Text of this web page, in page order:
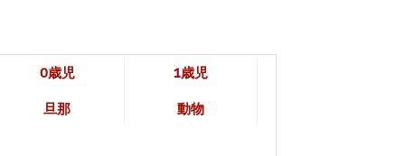
0歳児 1歳児
旦那 動物